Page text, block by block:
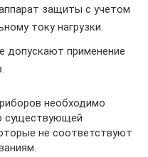
защиты с учетом
току нагрузки.
допускают применение
необходимо
существующей
не соответствуют